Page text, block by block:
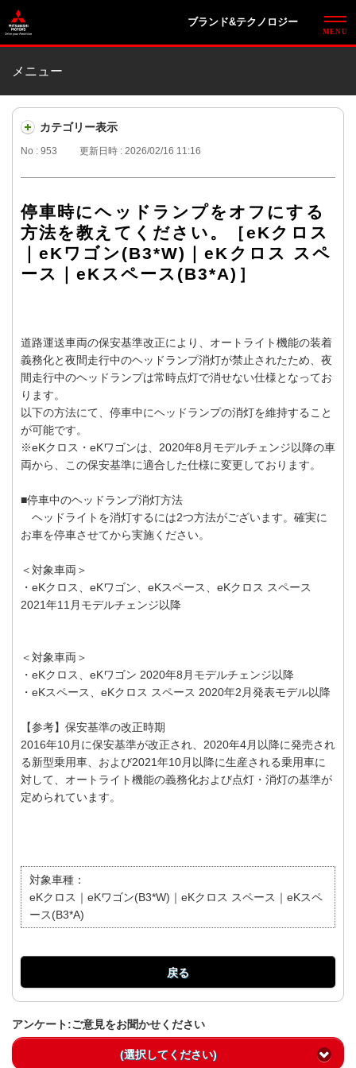
ブランド&テクノロジー
メニュー
カテゴリー表示
No : 953 更新日時 : 2026/02/16 11:16
停車時にヘッドランプをオフにする
方法を教えてください。［eKクロス
｜eKワゴン(B3*W)｜eKクロス スペ
ース｜eKスペース(B3*A)］
道路運送車両の保安基準改正により、オートライト機能の装着
義務化と夜間走行中のヘッドランプ消灯が禁止されたため、夜
間走行中のヘッドランプは常時点灯で消せない仕様となってお
ります。
以下の方法にて、停車中にヘッドランプの消灯を維持すること
が可能です。
※eKクロス・eKワゴンは、2020年8月モデルチェンジ以降の車
両から、この保安基準に適合した仕様に変更しております。
■停車中のヘッドランプ消灯方法
ヘッドライトを消灯するには2つ方法がございます。確実に
お車を停車させてから実施ください。
＜対象車両＞
・eKクロス、eKワゴン、eKスペース、eKクロス スペース
2021年11月モデルチェンジ以降
＜対象車両＞
・eKクロス、eKワゴン 2020年8月モデルチェンジ以降
・eKスペース、eKクロス スペース 2020年2月発表モデル以降
【参考】保安基準の改正時期
2016年10月に保安基準が改正され、2020年4月以降に発売され
る新型乗用車、および2021年10月以降に生産される乗用車に
対して、オートライト機能の義務化および点灯・消灯の基準が
定められています。
対象車種：
eKクロス｜eKワゴン(B3*W)｜eKクロス スペース｜eKスペ
ース(B3*A)
戻る
アンケート:ご意見をお聞かせください
(選択してください)